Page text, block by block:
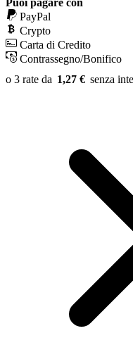
Puoi pagare con
PayPal
Crypto
Carta di Credito
Contrassegno/Bonifico
1,27 €